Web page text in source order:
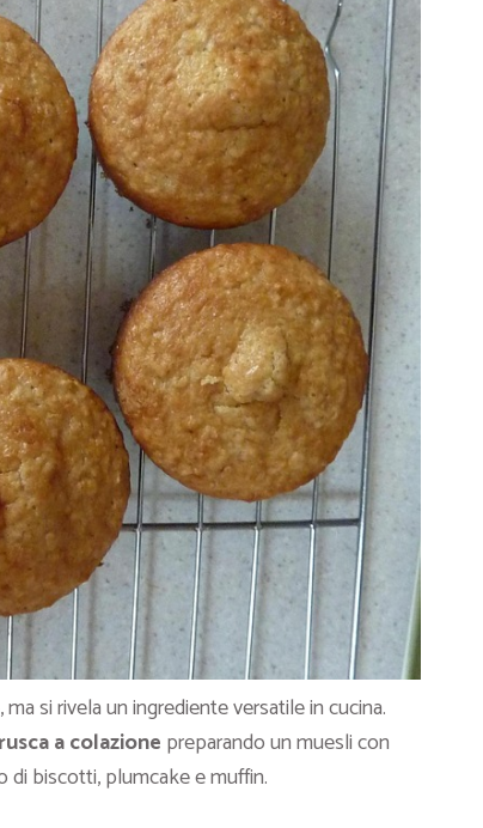
si rivela un ingrediente versatile in cucina.
a colazione preparando un muesli con
di biscotti, plumcake e muffin.